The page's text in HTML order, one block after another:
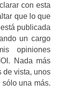
con esta
que lo que
publicada
un cargo
opiniones
Nada más
de vista, unos
una más.